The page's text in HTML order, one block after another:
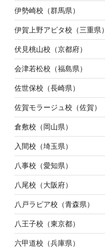
伊勢崎校（群馬県）
伊賀上野アピタ校（三重県）
伏見桃山校（京都府）
会津若松校（福島県）
佐世保校（長崎県）
佐賀モラージュ校（佐賀）
倉敷校（岡山県）
入間校（埼玉県）
八事校（愛知県）
八尾校（大阪府）
八戸ラピア校（青森県）
八王子校（東京都）
六甲道校（兵庫県）